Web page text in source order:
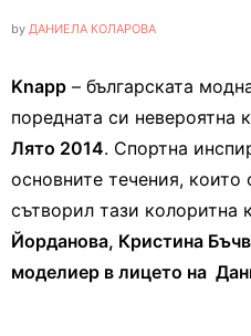
by ДАНИЕЛА КОЛАРОВА
Knapp – българската
поредната си невероятна
Лято 2014. Спортна
основните течения, които
сътворил тази колоритна
Йорданова, Кристина
моделиер в лицето на